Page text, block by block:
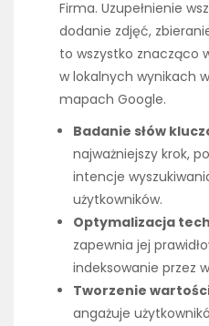
Firma. Uzupełnienie
dodanie zdjęć,
to wszystko znacząco
w lokalnych wynikach
mapach Google.
Badanie słów
najważniejszy krok,
intencje
użytkowników.
Optymalizacja
zapewnia jej
indeksowanie przez
Tworzenie
angażuje